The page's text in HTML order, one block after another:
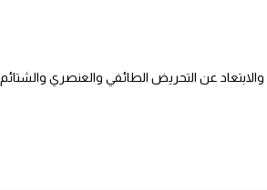
عن التحريض الطائفي والعنصري والشتائم.